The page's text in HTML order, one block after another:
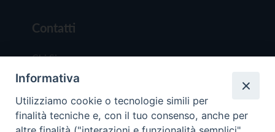
Contatti
Chi Siamo
Redazione
Scrivici
Informativa
Utilizziamo cookie o tecnologie simili per
finalità tecniche e, con il tuo consenso, anche per